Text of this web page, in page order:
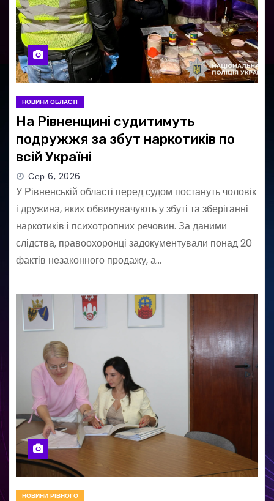
Конфісковані автомобілі,
пальне та техніку з
Рівненщини передали для
потреб ЗСУ
Рівненщини отримати
кошти за програмою
«єКнига»
Острозького військового
ліцею вже подали 10 заявок
Не паркуйтеся біля
сміттєвих контейнерів: у
У Рокитному ДТП із
мопедом: 17-річна дівчина
втратила палець
НОВИНИ ОБЛАСТІ
На Рівненщині судитимуть
подружжя за збут наркотиків по
всій Україні
Сер 6, 2026
У Рівненській області перед судом постануть чоловік
і дружина, яких обвинувачують у збуті та зберіганні
наркотиків і психотропних речовин. За даними
слідства, правоохоронці задокументували понад 20
фактів незаконного продажу, а…
НОВИНИ РІВНОГО